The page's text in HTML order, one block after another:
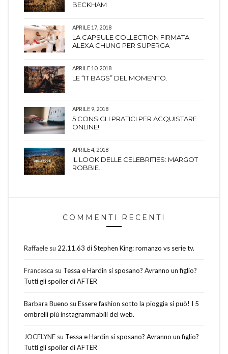
BECKHAM
APRILE 17, 2018
LA CAPSULE COLLECTION FIRMATA
ALEXA CHUNG PER SUPERGA
APRILE 10, 2018
LE “IT BAGS” DEL MOMENTO.
APRILE 9, 2018
5 CONSIGLI PRATICI PER ACQUISTARE
ONLINE!
APRILE 4, 2018
IL LOOK DELLE CELEBRITIES: MARGOT
ROBBIE.
COMMENTI RECENTI
Raffaele su 22.11.63 di Stephen King: romanzo vs serie tv.
Francesca su Tessa e Hardin si sposano? Avranno un figlio?
Tutti gli spoiler di AFTER
Barbara Bueno su Essere fashion sotto la pioggia si può! I 5
ombrelli più instagrammabili del web.
JOCELYNE su Tessa e Hardin si sposano? Avranno un figlio?
Tutti gli spoiler di AFTER